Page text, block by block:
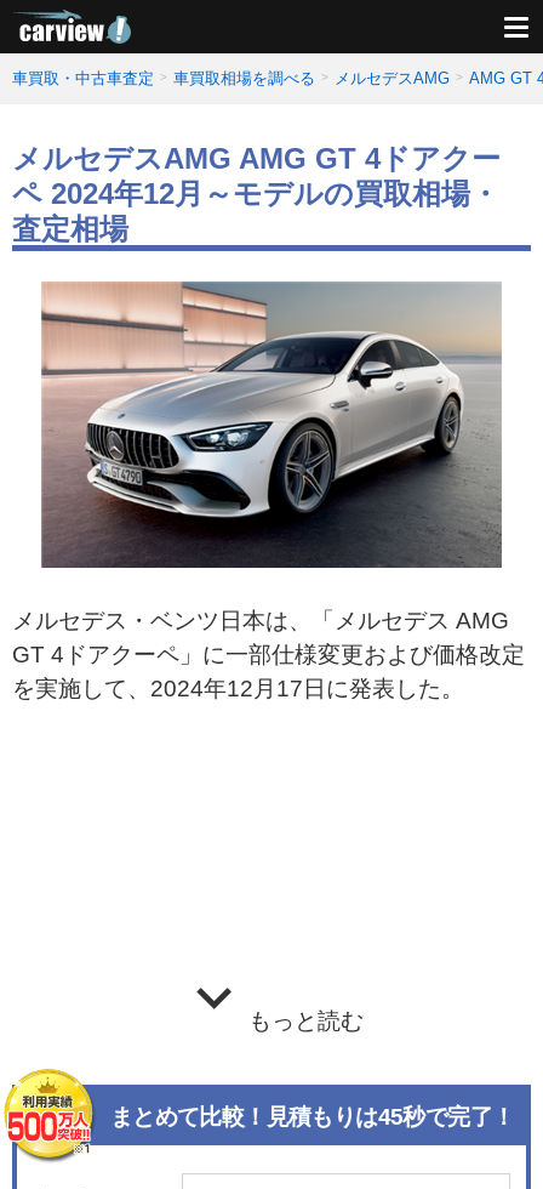
車買取・中古車査定 車買取相場を調べる メルセデスAMG AMG GT
メルセデスAMG AMG GT 4ドアクー
ペ 2024年12月～モデルの買取相場・
査定相場
メルセデス・ベンツ日本は、「メルセデス AMG
GT 4ドアクーペ」に一部仕様変更および価格改定
を実施して、2024年12月17日に発表した。
もっと読む
まとめて比較！見積もりは45秒で完了！